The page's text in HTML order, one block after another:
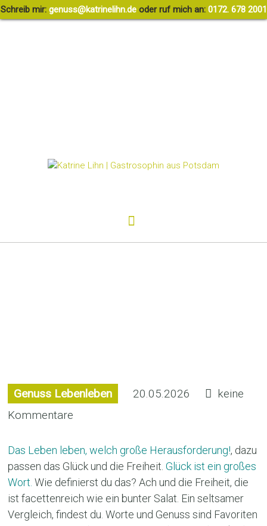
Schreib mir: ed.nh
ileni
rtak@
ssune
g oder ruf mich an: 0172. 678 2001
Genuss Lebenleben 20.05.2026
keine
Kommentare
Das Leben leben, welch große Herausforderung!, dazu
passen das Glück und die Freiheit.Glück ist ein großes
Wort. Wie definierst du das? Ach und die Freiheit, die
ist facettenreich wie ein bunter Salat. Ein seltsamer
Vergleich, findest du. Worte und Genuss sind Favoriten